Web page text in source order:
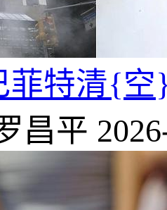
菲特清{
昌平